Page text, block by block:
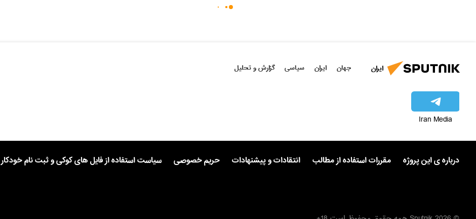
ایران جهان ایران سیاسی گزارش و تحلیل
Iran Media
درباره ی این پروژه مقررات استفاده از مطالب انتقادات و پیشنهادات حریم خصوصی سیاست استفاده از فایل های کوکی و ثبت نام خودکار